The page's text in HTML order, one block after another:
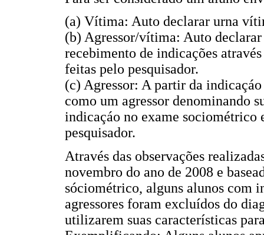
(a) Vítima: Auto declarar urna
(b) Agressor/vítima: Auto
recebimento de indicações
feitas pelo pesquisador.
(c) Agressor: A partir da
como um agressor denominando
indicaçáo no exame sociométrico
pesquisador.
Através das observações
novembro do ano de 2008 e
sóciométrico, alguns alunos com
agressores foram excluídos do
utilizarem suas características